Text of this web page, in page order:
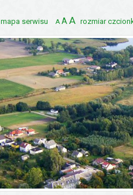
mapa serwisu
A
CZCIONKĘ
A
ROZMIAR
A
POWIĘKSZ
CZCIONKĘ
rozmiar